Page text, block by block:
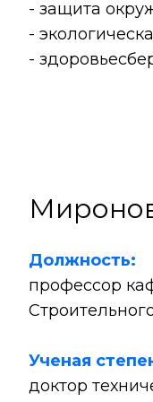
- защита
-
-
Должность:
профессор
Ученая
доктор